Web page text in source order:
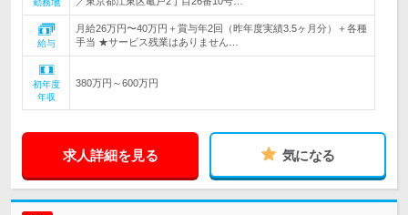
勤務地
給与
月給26万円〜40万円＋賞与年2回（昨年度実績3.5ヶ月分）＋各種
手当 ★サービス残業はありません…
初年度
年収
380万円～600万円
求人詳細を見る 気になる